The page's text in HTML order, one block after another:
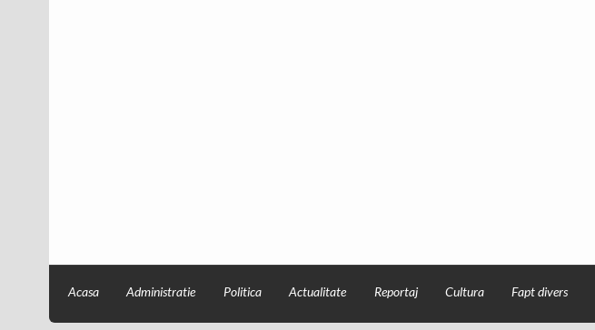
Acasa Administratie Politica Actualitate Reportaj Cultura Fapt divers